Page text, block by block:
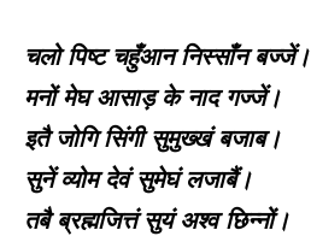
चलो पिष्ट चहुँआन निस्साँन बज्जें।
मनों मेघ आसाड़ के नाद गज्जें।
इतै जोगि सिंगी सुमुख्खं बजाब।
सुनें व्योम देवं सुमेघं लजाबैं।
तबै ब्रह्मजित्तं सुयं अश्व छिन्नों।